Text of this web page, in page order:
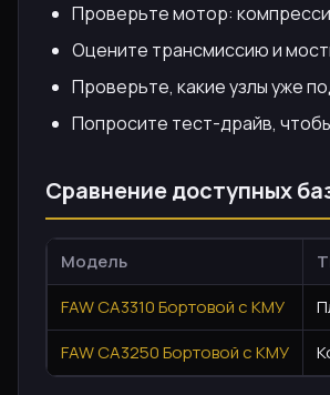
Проверьте мотор:
Оцените трансмиссию и
Проверьте, какие узлы уже
Попросите тест-драйв,
Сравнение доступных
Модель
FAW CA3310 Бортовой с КМУ
FAW CA3250 Бортовой с КМУ